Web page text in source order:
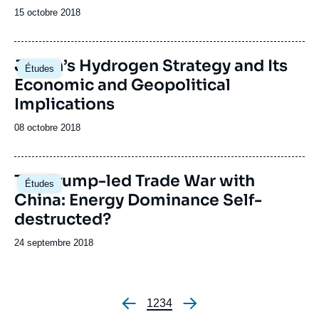
Date
publication
15 octobre 2018
Études
Image
principale
Japan’s Hydrogen Strategy and Its
Economic and Geopolitical
Implications
Date
publication
08 octobre 2018
Études
Image
principale
The Trump-led Trade War with
China: Energy Dominance Self-
destructed?
Date
24 septembre 2018
Pagination
Page
1Page
2Page
3Page
4